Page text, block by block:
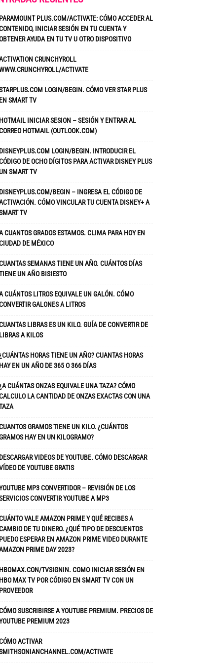
PARAMOUNT PLUS.COM/ACTIVATE: CÓMO ACCEDER AL
INICIAR SESIÓN EN TU CUENTA Y
AYUDA EN TU TV U OTRO DISPOSITIVO
CRUNCHYROLL
ACTIVATE
LOGIN/BEGIN. CÓMO VER STAR PLUS
EN SMART TV
HOTMAIL INICIAR SESION – SESIÓN Y ENTRAR AL
HOTMAIL (OUTLOOK.COM)
DISNEYPLUS.COM LOGIN/BEGIN. INTRODUCIR EL
DE OCHO DÍGITOS PARA ACTIVAR DISNEY PLUS
SMART TV
DISNEYPLUS.COM/BEGIN – INGRESA EL CÓDIGO DE
CÓMO VINCULAR TU CUENTA DISNEY+ A
TV
CUANTOS GRADOS ESTAMOS. CLIMA PARA HOY EN
DE MÉXICO
SEMANAS TIENE UN AÑO. CUÁNTOS DÍAS
UN AÑO BISIESTO
CUÁNTOS LITROS EQUIVALE UN GALÓN. CÓMO
GALONES A LITROS
LIBRAS ES UN KILO. GUÍA DE CONVERTIR DE
LIBRAS A KILOS
HORAS TIENE UN AÑO? CUANTAS HORAS
HAY EN UN AÑO DE 365 O 366 DÍAS
CUÁNTAS ONZAS EQUIVALE UNA TAZA? CÓMO
LA CANTIDAD DE ONZAS EXACTAS CON UNA
GRAMOS TIENE UN KILO. ¿CUÁNTOS
HAY EN UN KILOGRAMO?
DESCARGAR VIDEOS DE YOUTUBE. CÓMO DESCARGAR
DE YOUTUBE GRATIS
MP3 CONVERTIDOR – REVISIÓN DE LOS
CONVERTIR YOUTUBE A MP3
VALE AMAZON PRIME Y QUÉ RECIBES A
DE TU DINERO. ¿QUÉ TIPO DE DESCUENTOS
PUEDO ESPERAR EN AMAZON PRIME VIDEO DURANTE
PRIME DAY 2023?
HBOMAX.CON/TVSIGNIN. COMO INICIAR SESIÓN EN
HBO MAX TV POR CÓDIGO EN SMART TV CON UN
PROVEEDOR
SUSCRIBIRSE A YOUTUBE PREMIUM. PRECIOS DE
PREMIUM 2023
ACTIVAR
ACTIVATE